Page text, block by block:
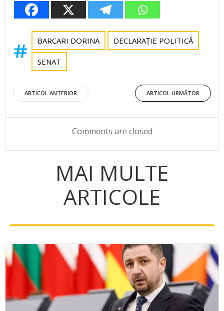
BARCARI DORINA DECLARAȚIE POLITICĂ
SENAT
Post
navigation
ARTICOL ANTERIOR
Post
navigation
ARTICOL URMĂTOR
Comments are closed
MAI MULTE
ARTICOLE